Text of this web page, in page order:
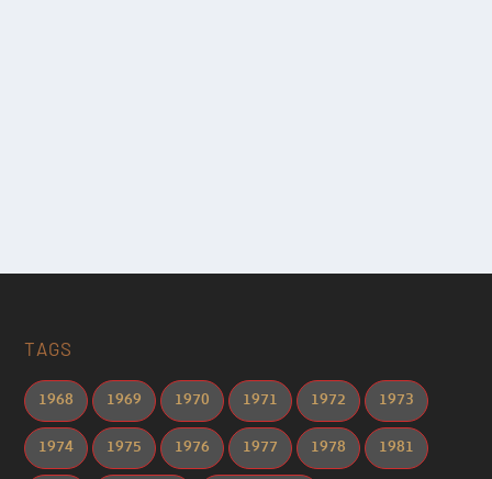
TAGS
1968 1969 1970 1971 1972
1973
1974
1975 1976 1977 1978
1981